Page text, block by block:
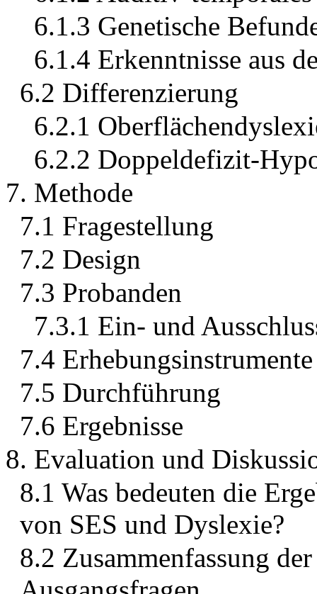
6.1.3 Genetische
6.1.4 Erkenntnisse aus
6.2 Differenzierung
6.2.1
6.2.2 Doppeldefizit-
7. Methode
7.1 Fragestellung
7.2 Design
7.3 Probanden
7.3.1 Ein- und
7.4 Erhebungsinstrumente
7.5 Durchführung
7.6 Ergebnisse
8. Evaluation und
8.1 Was bedeuten die
von SES und Dyslexie?
8.2 Zusammenfassung